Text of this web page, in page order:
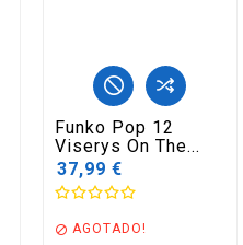
Funko Pop 12
Viserys On The...
37,99 €
 AGOTADO!